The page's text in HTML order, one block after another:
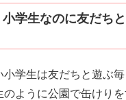
学生なのに友だち
小学生は友だちと遊ぶ
のように公園で缶けり